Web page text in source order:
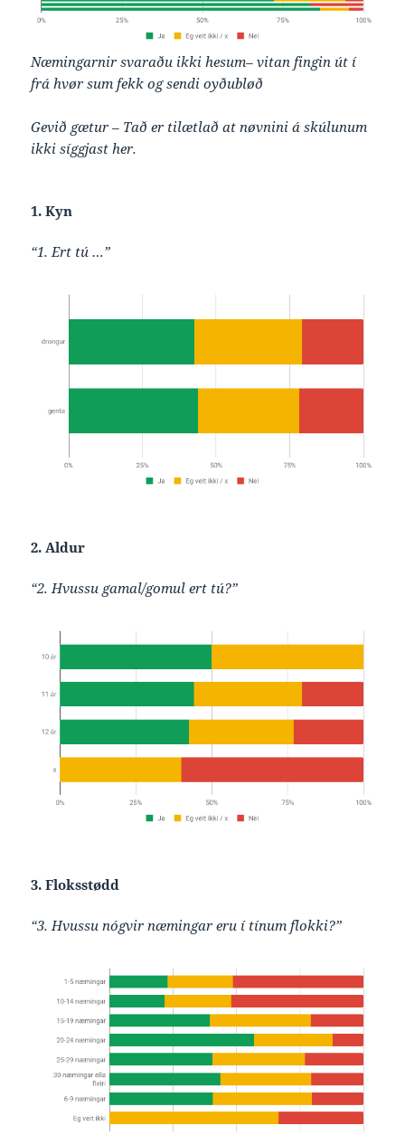
Næmingarnir svaraðu ikki hesum– vitan fingin út í
frá hvør sum fekk og sendi oyðubløð
Gevið gætur – Tað er tilætlað at nøvnini á skúlunum
ikki síggjast her.
1. Kyn
“1. Ert tú …”
2. Aldur
“2. Hvussu gamal/gomul ert tú?”
3. Floksstødd
“3. Hvussu nógvir næmingar eru í tínum flokki?”